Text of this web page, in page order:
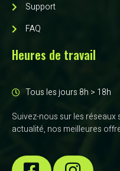
Support
FAQ
Heures de travail
Tous les jours 8h > 18h
Suivez-nous sur les
actualité, nos meilleures